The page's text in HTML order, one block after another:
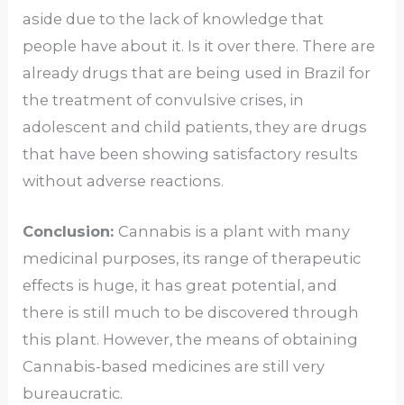
aside due to the lack of knowledge that
people have about it. Is it over there. There are
already drugs that are being used in Brazil for
the treatment of convulsive crises, in
adolescent and child patients, they are drugs
that have been showing satisfactory results
without adverse reactions.
Conclusion: Cannabis is a plant with many
medicinal purposes, its range of therapeutic
effects is huge, it has great potential, and
there is still much to be discovered through
this plant. However, the means of obtaining
Cannabis-based medicines are still very
bureaucratic.